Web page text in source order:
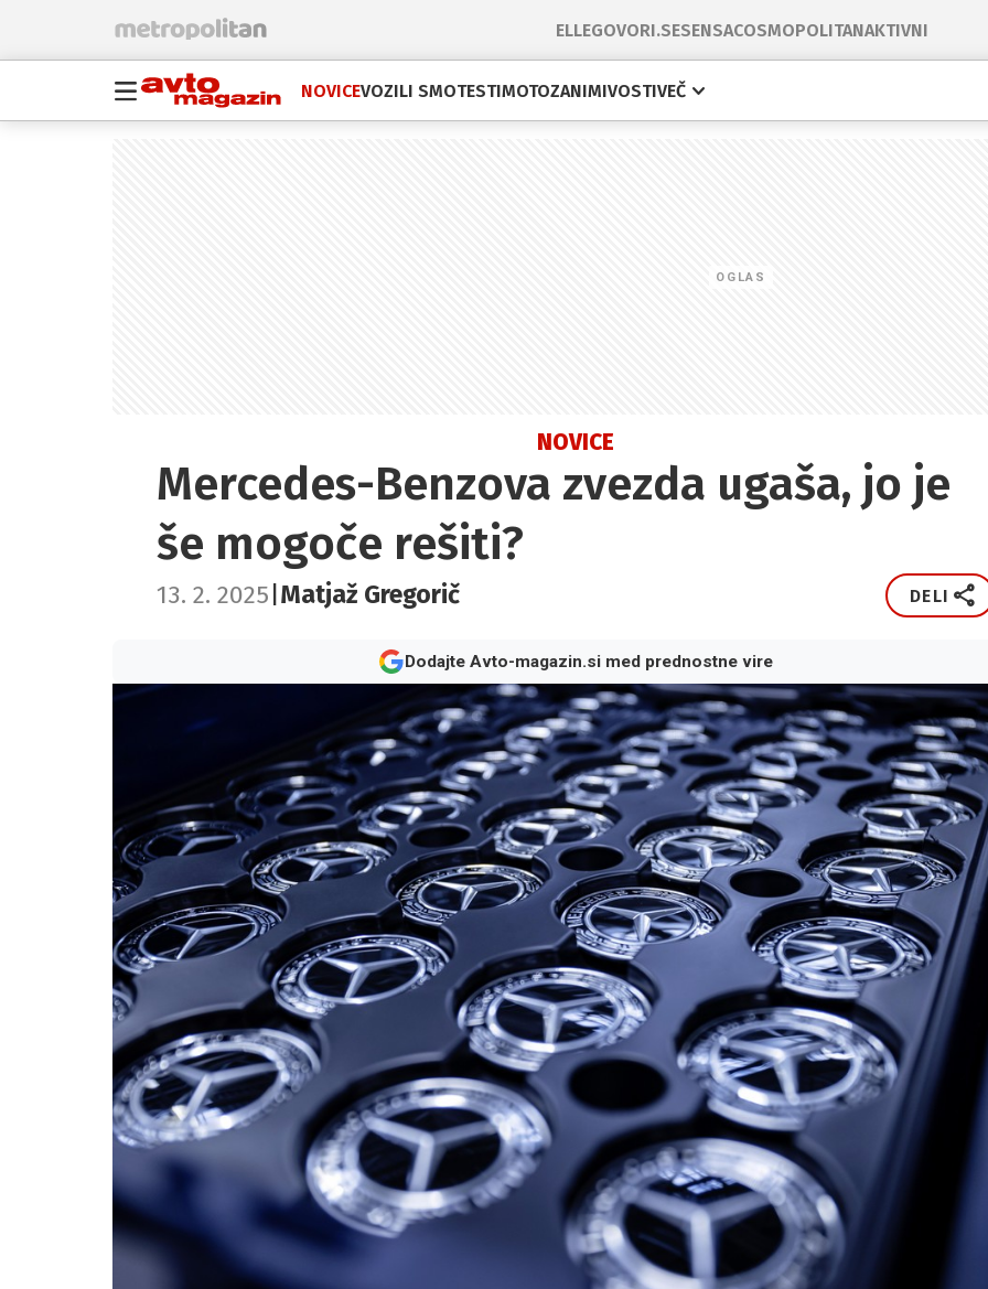
ELLEGOVORI.SESENSACOSMOPOLITANAKTIVNI
NOVICEVOZILI SMOTESTIMOTOZANIMIVOSTIVEČ
NOVICE
Mercedes-Benzova zvezda ugaša, jo je
še mogoče rešiti?
13. 2. 2025 Matjaž Gregorič DELI
Dodajte Avto-magazin.si med prednostne vire